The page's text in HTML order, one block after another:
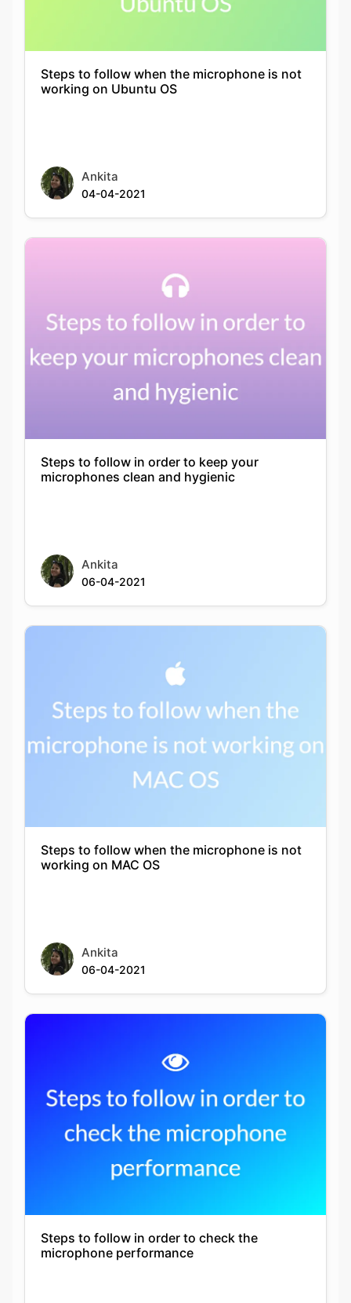
Steps to follow when the microphone is not
working on Ubuntu OS
Ankita
04-04-2021
Steps to follow in order to keep your
microphones clean and hygienic
Ankita
06-04-2021
Steps to follow when the microphone is not
working on MAC OS
Ankita
06-04-2021
Steps to follow in order to check the
microphone performance